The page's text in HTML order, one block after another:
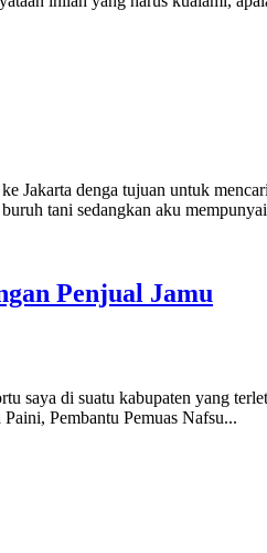
Jakarta denga tujuan untuk
tani sedangkan aku
Penjual Jamu
saya di suatu kabupaten yang
Pembantu Pemuas Nafsu...